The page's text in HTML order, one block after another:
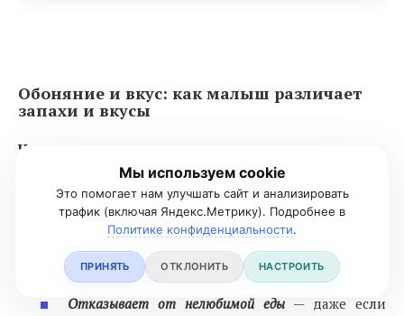
Обоняние и вкус: как малыш различает
запахи и вкусы
Что умеет в норме
Различает запахи— поворачивается к
приятному (духи мамы, запах еды),
отворачивается от резкого (лук, уксус, духи).
Реагирует на вкус — морщится от кислого,
улыбается от сладкого, выплёвывает горькое.
Отказывает от нелюбимой еды — даже если
Мы используем cookie
Это помогает нам улучшать сайт и анализировать
трафик (включая Яндекс.Метрику). Подробнее в
Политике конфиденциальности.
ПРИНЯТЬ ОТКЛОНИТЬ НАСТРОИТЬ